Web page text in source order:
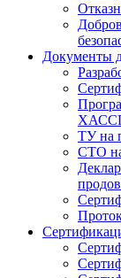
Документы
ТУ на
СТО